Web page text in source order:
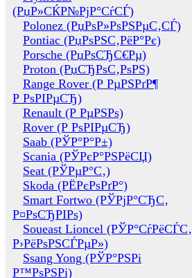
(РџР»СЌР№РјР°СѓСЃ)
Polonez (РџРѕР»РѕРЅРµС‚СЃ)
Pontiac (РџРѕРЅС‚РёР°Рє)
Porsche (РџРѕСЂС€Рµ)
Proton (РџСЂРѕС‚РѕРЅ)
Range Rover (Р РµРЅРґР¶
Р РѕРІРµСЂ)
Renault (Р РµРЅРѕ)
Rover (Р РѕРІРµСЂ)
Saab (РЎР°Р°Р±)
Scania (РЎРєР°РЅРёСЏ)
Seat (РЎРµР°С‚)
Skoda (РЁРєРѕРґР°)
Smart Fortwo (РЎРјР°СЂС‚
Р¤РѕСЂРІРѕ)
Soueast Lioncel (РЎР°СѓРёСЃС‚
Р›РёРѕРЅСЃРµР»)
Ssang Yong (РЎР°РЅРі
Р™РѕРЅРі)